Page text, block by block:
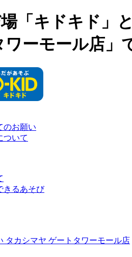
「キドキド」
ーモール店」
のお願い
ついて
きるあそび
タカシマヤ ゲートタワーモール店